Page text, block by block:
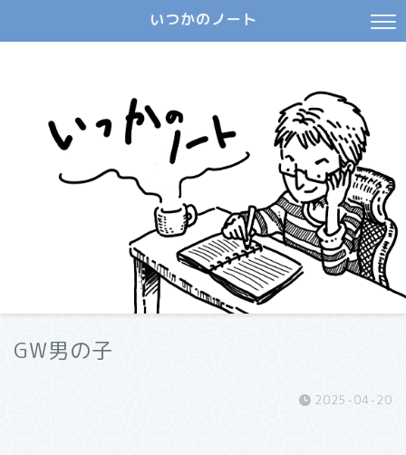
いつかのノート
GW男の子
2025-04-20